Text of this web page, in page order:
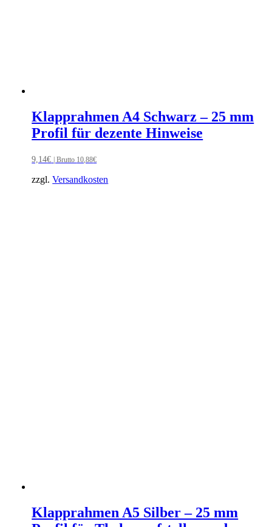
Klapprahmen A4 Schwarz – 25 mm
Profil für dezente Hinweise
9,14€ | Brutto 10,88€
zzgl.Versandkosten
Klapprahmen A5 Silber – 25 mm